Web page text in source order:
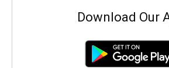
Download Our